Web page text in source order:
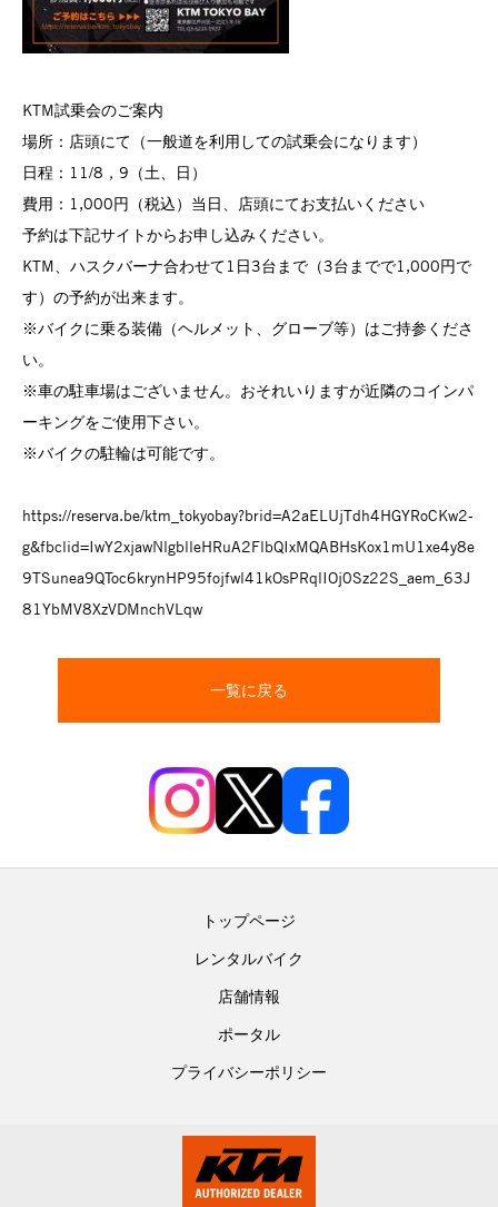
KTM試乗会のご案内
場所：店頭にて（一般道を利用しての試乗会になります）
日程：11/8，9（土、日）
費用：1,000円（税込）当日、店頭にてお支払いください
予約は下記サイトからお申し込みください。
KTM、ハスクバーナ合わせて1日3台まで（3台までで1,000円で
す）の予約が出来ます。
※バイクに乗る装備（ヘルメット、グローブ等）はご持参くださ
い。
※車の駐車場はございません。おそれいりますが近隣のコインパ
ーキングをご使用下さい。
※バイクの駐輪は可能です。
https://reserva.be/ktm_tokyobay?brid=A2aELUjTdh4HGYRoCKw2-
g&fbclid=IwY2xjawNlgblleHRuA2FlbQIxMQABHsKox1mU1xe4y8e
9TSunea9QToc6krynHP95fojfwl41kOsPRqlIOj0Sz22S_aem_63J
81YbMV8XzVDMnchVLqw
一覧に戻る
トップページ
レンタルバイク
店舗情報
ポータル
プライバシーポリシー